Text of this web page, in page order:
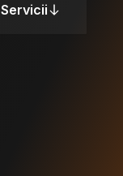
Servicii